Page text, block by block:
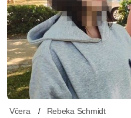
Včera Rebeka Schmidt